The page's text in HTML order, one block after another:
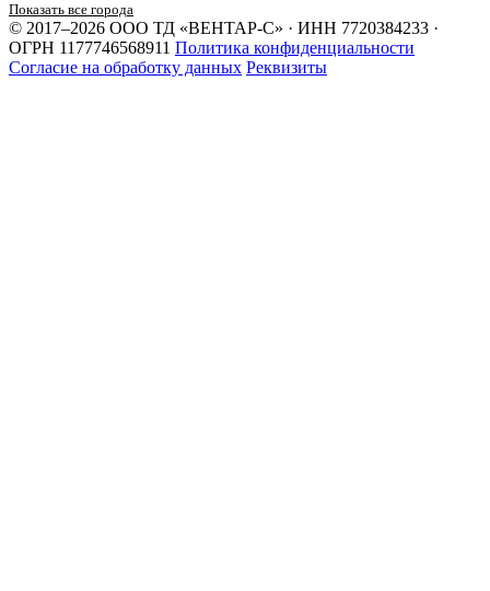
Красноярск
МахачкалаМиассМурманск МуромМытищи Набережные ЧелныНальчик
Находка
Невинномысск Нефтекамск НефтеюганскНижневартовскНижнекамск
Нижний НовгородНижний ТагилНовокузнецкНовокуйбышевск
НовомосковскНовороссийск НовосибирскНовочебоксарск
Показать все города
© 2017–2026 ООО ТД «ВЕНТАР-С» · ИНН 7720384233 ·
ОГРН 1177746568911 Политика конфиденциальности
Согласие на обработку данных Реквизиты